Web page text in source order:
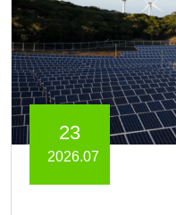
23
2026.07